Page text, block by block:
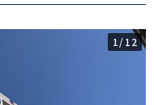
1/12